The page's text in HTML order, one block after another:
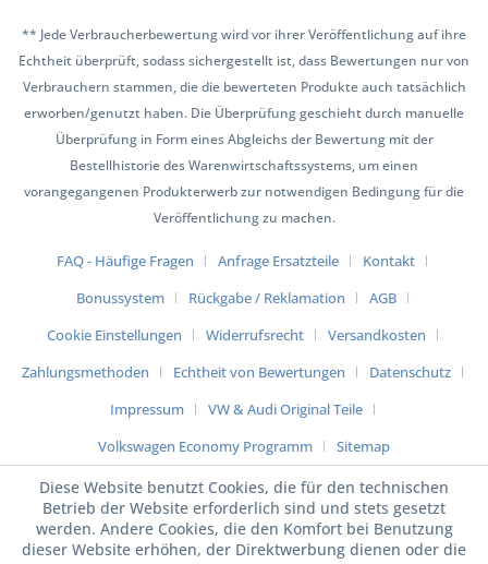
** Jede Verbraucherbewertung wird vor ihrer Veröffentlichung auf ihre
Echtheit überprüft, sodass sichergestellt ist, dass Bewertungen nur von
Verbrauchern stammen, die die bewerteten Produkte auch tatsächlich
erworben/genutzt haben. Die Überprüfung geschieht durch manuelle
Überprüfung in Form eines Abgleichs der Bewertung mit der
Bestellhistorie des Warenwirtschaftssystems, um einen
vorangegangenen Produkterwerb zur notwendigen Bedingung für die
Veröffentlichung zu machen.
FAQ - Häufige Fragen Anfrage Ersatzteile
Kontakt
Bonussystem
Rückgabe / Reklamation
AGB
Cookie Einstellungen
Widerrufsrecht
Versandkosten
Zahlungsmethoden
Echtheit von Bewertungen
Datenschutz
Impressum
VW & Audi Original Teile
Volkswagen Economy Programm
Sitemap
Diese Website benutzt Cookies, die für den technischen
Betrieb der Website erforderlich sind und stets gesetzt
werden. Andere Cookies, die den Komfort bei Benutzung
dieser Website erhöhen, der Direktwerbung dienen oder die